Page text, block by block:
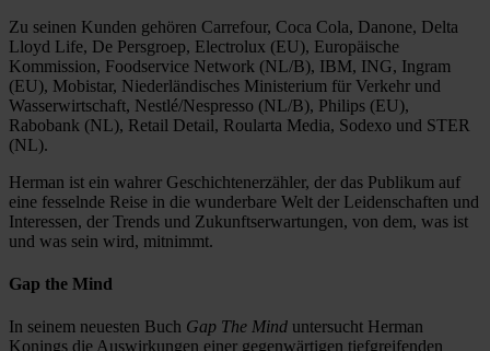
Zu seinen Kunden gehören Carrefour, Coca Cola, Danone, Delta
Lloyd Life, De Persgroep, Electrolux (EU), Europäische
Kommission, Foodservice Network (NL/B), IBM, ING, Ingram
(EU), Mobistar, Niederländisches Ministerium für Verkehr und
Wasserwirtschaft, Nestlé/Nespresso (NL/B), Philips (EU),
Rabobank (NL), Retail Detail, Roularta Media, Sodexo und STER
(NL).
Herman ist ein wahrer Geschichtenerzähler, der das Publikum auf
eine fesselnde Reise in die wunderbare Welt der Leidenschaften und
Interessen, der Trends und Zukunftserwartungen, von dem, was ist
und was sein wird, mitnimmt.
Gap the Mind
In seinem neuesten Buch Gap The Mind untersucht Herman
Konings die Auswirkungen einer gegenwärtigen tiefgreifenden